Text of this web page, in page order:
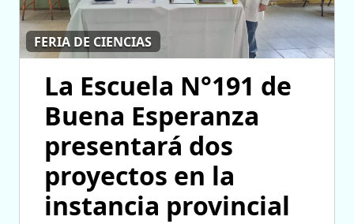
FERIA DE CIENCIAS
La Escuela N°191 de
Buena Esperanza
presentará dos
proyectos en la
instancia provincial